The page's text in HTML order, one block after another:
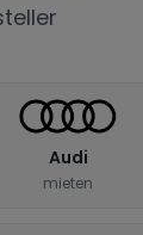
Audi
mieten